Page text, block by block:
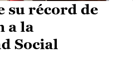
su récord de
a la
Social